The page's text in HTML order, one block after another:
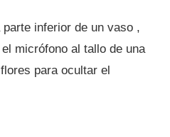
inferior de un vaso ,
micrófono al tallo de una
para ocultar el